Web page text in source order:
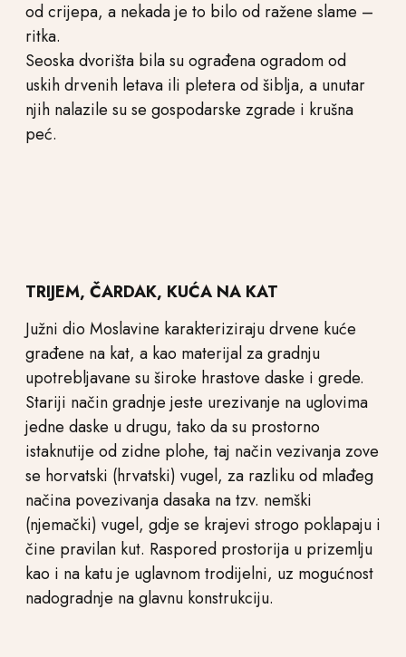
od crijepa, a nekada je to bilo od ražene slame –
ritka.
Seoska dvorišta bila su ograđena ogradom od
uskih drvenih letava ili pletera od šiblja, a unutar
njih nalazile su se gospodarske zgrade i krušna
peć.
TRIJEM, ČARDAK, KUĆA NA KAT
Južni dio Moslavine karakteriziraju drvene kuće
građene na kat, a kao materijal za gradnju
upotrebljavane su široke hrastove daske i grede.
Stariji način gradnje jeste urezivanje na uglovima
jedne daske u drugu, tako da su prostorno
istaknutije od zidne plohe, taj način vezivanja zove
se horvatski (hrvatski) vugel, za razliku od mlađeg
načina povezivanja dasaka na tzv. nemški
(njemački) vugel, gdje se krajevi strogo poklapaju i
čine pravilan kut. Raspored prostorija u prizemlju
kao i na katu je uglavnom trodijelni, uz mogućnost
nadogradnje na glavnu konstrukciju.